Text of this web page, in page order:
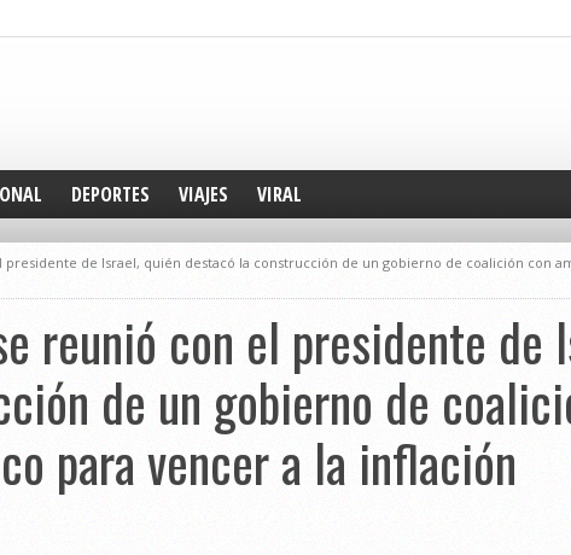
DEPORTES VIAJES VIRAL
de Israel, quién destacó la construcción de un gobierno de coalición con
reunió con el presidente de
de un gobierno de
para vencer a la inflación